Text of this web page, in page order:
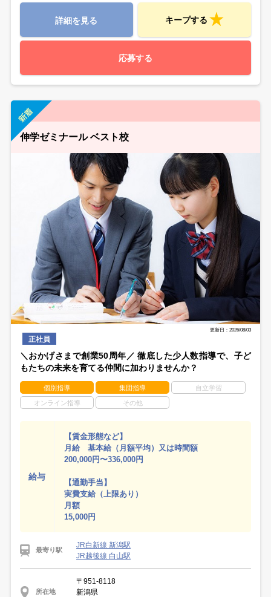
詳細を見る キープする
応募する
伸学ゼミナール ベスト校
更新日：2026/08/03
正社員
＼おかげさまで創業50周年／ 徹底した少人数指導で、子ど
もたちの未来を育てる仲間に加わりませんか？
個別指導 集団指導 自立学習
オンライン指導 その他
給与
【賃金形態など】
月給 基本給（月額平均）又は時間額
200,000円〜336,000円
【通勤手当】
実費支給（上限あり）
月額
15,000円
最寄り駅
JR白新線 新潟駅
JR越後線 白山駅
所在地
〒951-8118
新潟県